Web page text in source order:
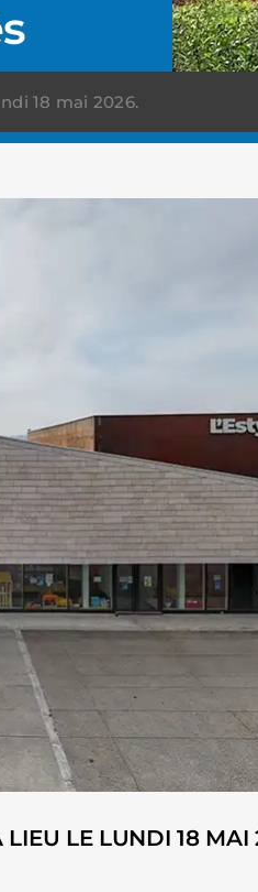
18 mai 2026.
LE LUNDI 18 MAI